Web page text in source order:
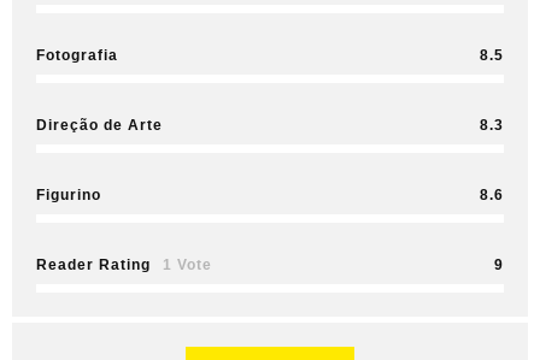
Fotografia 8.5
Direção de Arte 8.3
Figurino 8.6
Reader Rating 1 Vote 9